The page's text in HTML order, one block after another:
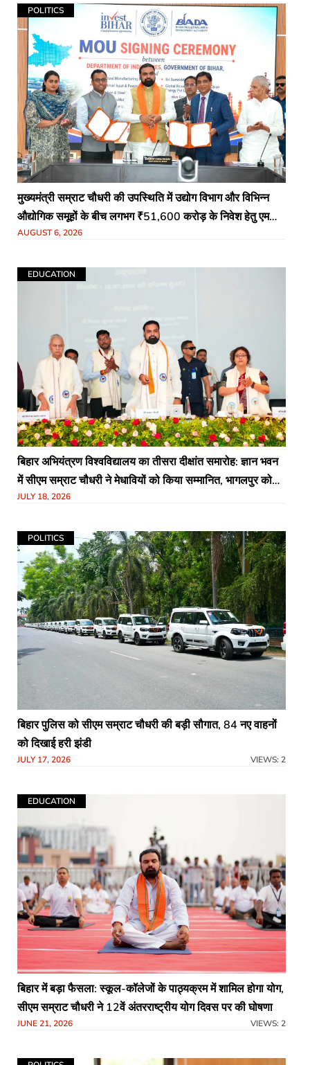
POLITICS
मुख्यमंत्री सम्राट चौधरी की उपस्थिति में उद्योग विभाग और विभिन्न
औद्योगिक समूहों के बीच लगभग ₹51,600 करोड़ के निवेश हेतु एमओयू
(MoU) पर हस्ताक्षर
AUGUST 6, 2026
EDUCATION
बिहार अभियंत्रण विश्वविद्यालय का तीसरा दीक्षांत समारोह: ज्ञान भवन
में सीएम सम्राट चौधरी ने मेधावियों को किया सम्मानित, भागलपुर को
मिली AI यूनिवर्सिटी की सौगात
JULY 18, 2026
POLITICS
बिहार पुलिस को सीएम सम्राट चौधरी की बड़ी सौगात, 84 नए वाहनों
को दिखाई हरी झंडी
JULY 17, 2026 VIEWS: 2
EDUCATION
बिहार में बड़ा फैसला: स्कूल-कॉलेजों के पाठ्यक्रम में शामिल होगा योग,
सीएम सम्राट चौधरी ने 12वें अंतरराष्ट्रीय योग दिवस पर की घोषणा
JUNE 21, 2026 VIEWS: 2